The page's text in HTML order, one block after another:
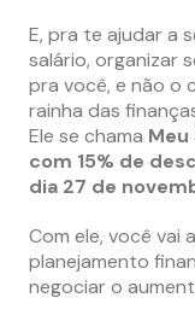
E, pra te ajudar a
salário, organizar
pra você, e não o
rainha das
Ele se chama Meu
com 15% de
dia 27 de
Com ele, você vai
planejamento
negociar o